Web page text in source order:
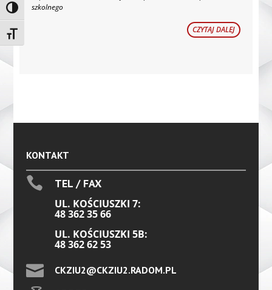
Toggle High Contrast
Toggle Font size
szkolnego
CZYTAJ DALEJ
KONTAKT
 TEL / FAX
UL. KOŚCIUSZKI 7:
48 362 35 66
UL. KOŚCIUSZKI 5B:
48 362 62 53
 CKZIU2@CKZIU2.RADOM.PL